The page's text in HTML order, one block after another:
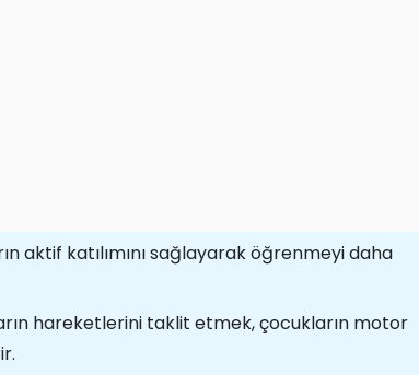
aktif katılımını sağlayarak öğrenmeyi daha
hareketlerini taklit etmek, çocukların motor